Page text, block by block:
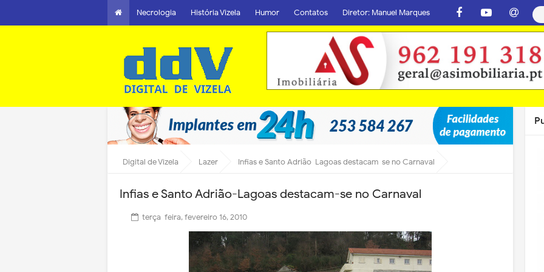
Necrologia História Vizela Humor Contatos Diretor: Manuel Marques
Digital de Vizela Lazer Infias e Santo Adrião-Lagoas destacam-se no Carnaval
Infias e Santo Adrião-Lagoas destacam-se no Carnaval
terça-feira, fevereiro 16, 2010